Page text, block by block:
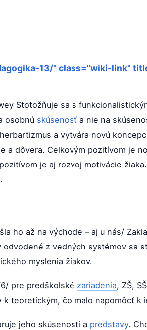
13/" class="wiki-link"
Stotožňuje sa s
osobnú skúsenosť a nie na
a vytvára novú
a dôvera. Celkovým pozitívom je
je aj rozvoj motivácie
ho až na východe – aj u nás/
odvodené z vedných systémov sa
myslenia žiakov.
pre predškolské zariadenia, ZŠ,
teoretickým, čo malo napomôcť k
jeho skúsenosti a predstavy.